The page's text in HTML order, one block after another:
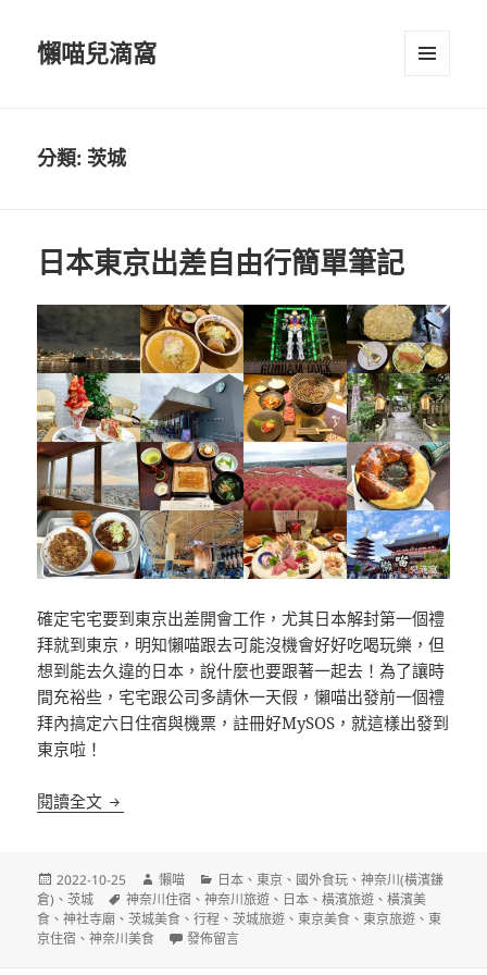
懶喵兒滴窩
分類: 茨城
日本東京出差自由行簡單筆記
確定宅宅要到東京出差開會工作，尤其日本解封第一個禮
拜就到東京，明知懶喵跟去可能沒機會好好吃喝玩樂，但
想到能去久違的日本，說什麼也要跟著一起去！為了讓時
間充裕些，宅宅跟公司多請休一天假，懶喵出發前一個禮
拜內搞定六日住宿與機票，註冊好MySOS，就這樣出發到
東京啦！
閱讀全文 日本東京出差自由行簡單筆記
發
佈
日
期:
2022-10-25
作
者
懶喵
分
類
日本 、東京 、 國外食玩 、神奈川(橫濱鎌
倉) 、茨城
標
籤
神奈川住宿 、神奈川旅遊 、 日本 、橫濱旅遊 、橫濱美
食 、神社寺廟 、茨城美食 、行程 、茨城旅遊 、東京美食 、東京旅遊 、東
京住宿 、神奈川美食 在〈日本東京出差自由行簡單筆記〉
發佈留言